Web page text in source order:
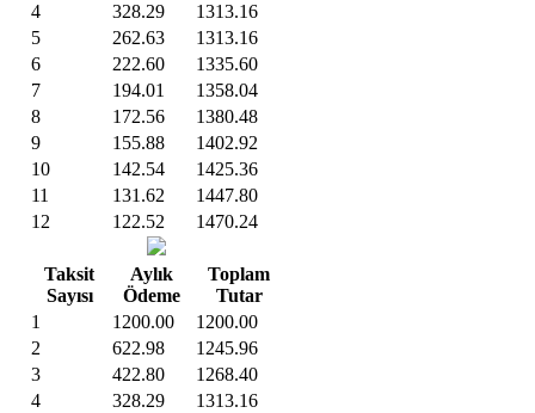
4 328.29
1313.16
5
262.63
1313.16
6
222.60
1335.60
7
194.01
1358.04
8
172.56
1380.48
9
155.88
1402.92
10
142.54
1425.36
11
131.62
1447.80
12
122.52 1470.24
Taksit
Sayısı
Aylık
Ödeme
Toplam
Tutar
1
1200.00
1200.00
2
622.98
1245.96
3
422.80
1268.40
4
328.29
1313.16